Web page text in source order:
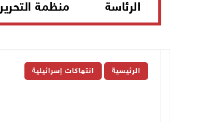
الرئاسة منظمة التحرير
الرئيسية انتهاكات إسرائيلية